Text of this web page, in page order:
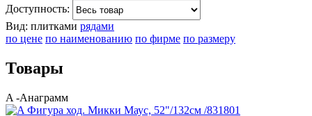
Доступность:
Вид: плитками рядами
по цене по наименованию по фирме по размеру
Товары
A -Анаграмм